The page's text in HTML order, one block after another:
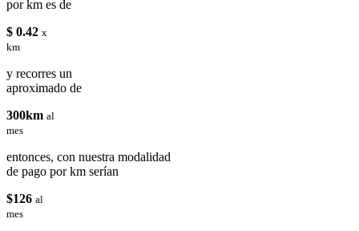
por km es de
$ 0.42 x
km
y recorres un
aproximado de
300km al
mes
entonces, con nuestra modalidad
de pago por km serían
$126 al
mes